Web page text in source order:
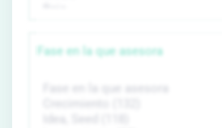
Fase en la que asesora